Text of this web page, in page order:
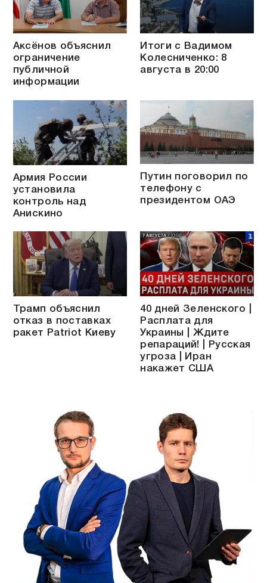
Аксёнов объяснил
ограничение
публичной
информации
Итоги с Вадимом
Колесниченко: 8
августа в 20:00
Армия России
установила
контроль над
Анискино
Путин поговорил по
телефону с
президентом ОАЭ
Трамп объяснил
отказ в поставках
ракет Patriot Киеву
40 дней Зеленского |
Расплата для
Украины | Ждите
репараций! | Русская
угроза | Иран
накажет США